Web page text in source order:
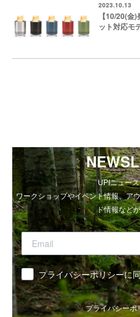
2023.10.13
【10/20(金
ット対応モ
UPIニュー
ワークショップやイベント情報、ア
ド情報など
同意 プライバシーポリシーに
プライバシーポ